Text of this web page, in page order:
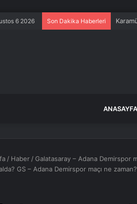
6 2026 Son Dakika Haberleri
ANASAYFA
/ Haber / Galatasaray – Adana Demirspor
GS – Adana Demirspor maçı ne zaman?